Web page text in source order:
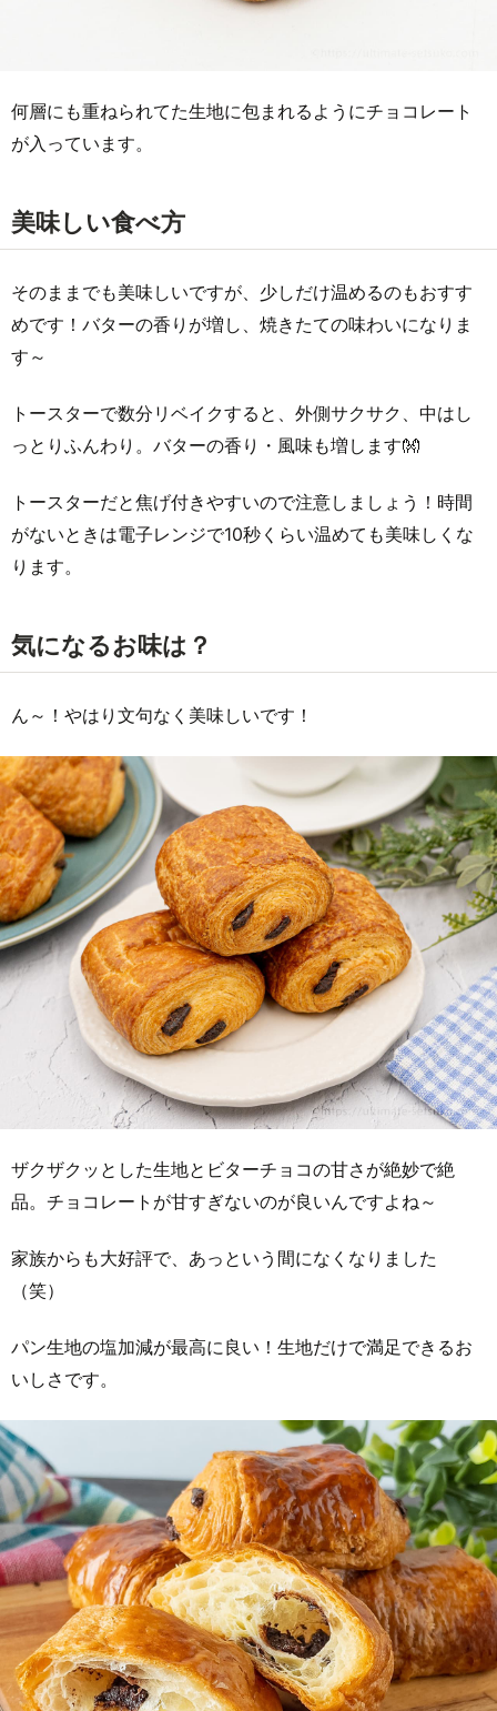
何層にも重ねられてた生地に包まれるようにチョコレート
が入っています。
美味しい食べ方
そのままでも美味しいですが、少しだけ温めるのもおすす
めです！バターの香りが増し、焼きたての味わいになりま
す～
トースターで数分リベイクすると、外側サクサク、中はし
っとりふんわり。バターの香り・風味も増します👐
トースターだと焦げ付きやすいので注意しましょう！時間
がないときは電子レンジで10秒くらい温めても美味しくな
ります。
気になるお味は？
ん～！やはり文句なく美味しいです！
ザクザクッとした生地とビターチョコの甘さが絶妙で絶
品。チョコレートが甘すぎないのが良いんですよね～
家族からも大好評で、あっという間になくなりました
（笑）
パン生地の塩加減が最高に良い！生地だけで満足できるお
いしさです。